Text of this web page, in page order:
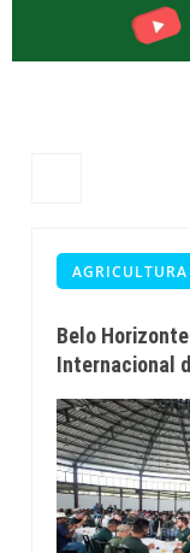
AGRICULTURA
Belo
Internacional